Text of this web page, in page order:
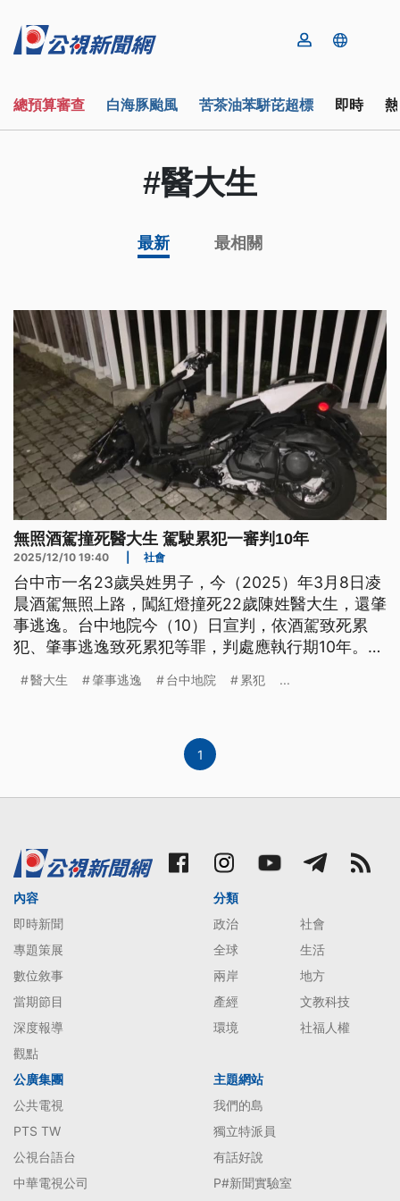
總預算審查 白海豚颱風 苦茶油苯駢芘超標 即時
#醫大生
最新 最相關
無照酒駕撞死醫大生 駕駛累犯一審判10年
2025/12/10 19:40 社會
台中市一名23歲吳姓男子，今（2025）年3月8日凌
晨酒駕無照上路，闖紅燈撞死22歲陳姓醫大生，還肇
事逃逸。台中地院今（10）日宣判，依酒駕致死累
犯、肇事逃逸致死累犯等罪，判處應執行期10年。但
指出，吳姓男子雖然是累犯，但構成自首要件，因此
醫大生 肇事逃逸 台中地院 累犯 ...
1
內容
即時新聞
專題策展
數位敘事
當期節目
深度報導
觀點
分類
政治
社會
全球
生活
兩岸
地方
產經
文教科技
環境
社福人權
公廣集團
公共電視
PTS TW
公視台語台
中華電視公司
主題網站
我們的島
獨立特派員
有話好說
P#新聞實驗室